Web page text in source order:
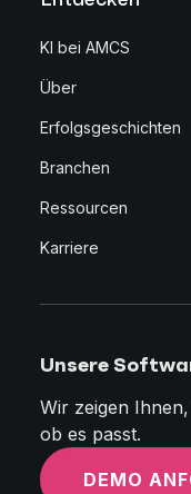
KI bei AMCS
Über
Erfolgsgeschichten
Branchen
Ressourcen
Karriere
Unsere
Wir zeigen
ob es passt.
DEMO